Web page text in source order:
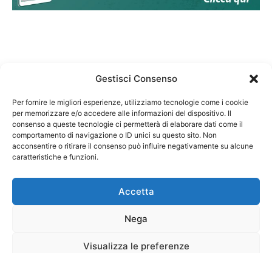
Gestisci Consenso
Per fornire le migliori esperienze, utilizziamo tecnologie come i cookie
per memorizzare e/o accedere alle informazioni del dispositivo. Il
consenso a queste tecnologie ci permetterà di elaborare dati come il
comportamento di navigazione o ID unici su questo sito. Non
acconsentire o ritirare il consenso può influire negativamente su alcune
caratteristiche e funzioni.
Accetta
Nega
Visualizza le preferenze
Federazione Nazionale Degli Ordini dei Biologi:
codice fiscale 80069130583
Responsabile sito internet www.fnob.it: Vincenzo
Privacy Policy Cookie Policy